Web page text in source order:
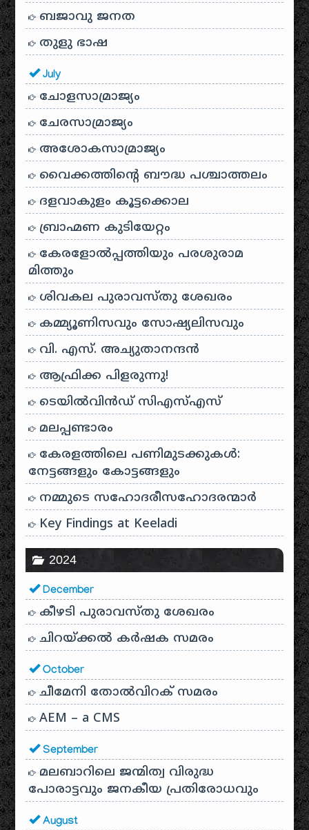
ബജാവു ജനത
തുളു ഭാഷ
July
ചോളസാമ്രാജ്യം
ചേരസാമ്രാജ്യം
അശോകസാമ്രാജ്യം
വൈക്കത്തിന്റെ ബൗദ്ധ പശ്ചാത്തലം
ദളവാകുളം കൂട്ടക്കൊല
ബ്രാഹ്മണ കുടിയേറ്റം
കേരളോൽപ്പത്തിയും പരശുരാമ
മിത്തും
ശിവകല പുരാവസ്തു ശേഖരം
കമ്മ്യൂണിസവും സോഷ്യലിസവും
വി. എസ്. അച്യുതാനന്ദൻ
ആഫ്രിക്ക പിളരുന്നു!
ടെയിൽ‌വിൻഡ് സി‌എസ്‌എസ്
മലപ്പണ്ടാരം
കേരളത്തിലെ പണിമുടക്കുകൾ:
നേട്ടങ്ങളും കോട്ടങ്ങളും
നമ്മുടെ സഹോദരീസഹോദരന്മാർ
Key Findings at Keeladi
2024
December
കീഴടി പുരാവസ്തു ശേഖരം
ചിറയ്ക്കൽ കർഷക സമരം
October
ചീമേനി തോൽവിറക് സമരം
AEM – a CMS
September
മലബാറിലെ ജന്മിത്വ വിരുദ്ധ
പോരാട്ടവും ജനകീയ പ്രതിരോധവും
August